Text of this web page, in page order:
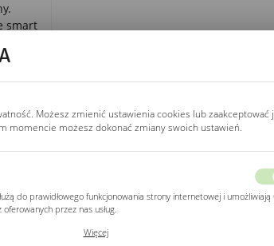
smart
1)
Możesz zmienić ustawienia cookies lub zaakceptować
momencie możesz dokonać zmiany swoich ustawień.
do prawidłowego funkcjonowania strony internetowej i umożliwiają
przez nas usług.
prywatności, logowania czy wypełniania formularzy. Dzięki plikom
Więcej